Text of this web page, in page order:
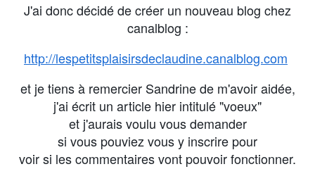
J'ai donc décidé de créer un nouveau blog chez
canalblog :
http://lespetitsplaisirsdeclaudine.canalblog.com
et je tiens à remercier Sandrine de m'avoir aidée,
j'ai écrit un article hier intitulé "voeux"
et j'aurais voulu vous demander
si vous pouviez vous y inscrire pour
voir si les commentaires vont pouvoir fonctionner.